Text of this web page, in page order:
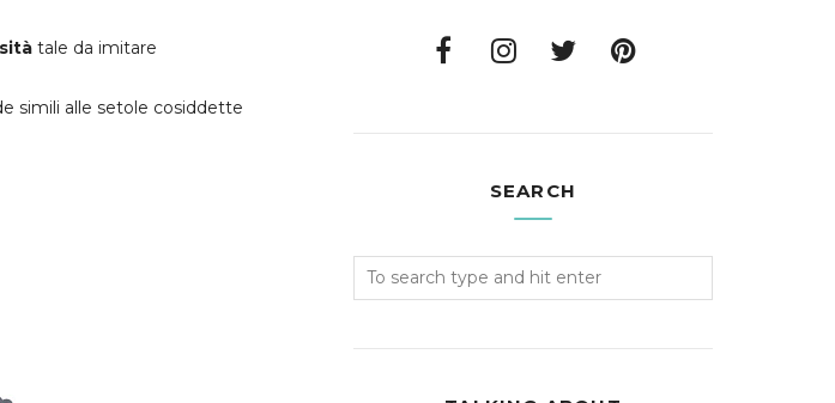
tale da imitare
simili alle setole cosiddette
SEARCH